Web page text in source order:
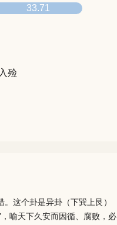
33.71
入殓
这个卦是异卦（下巽上艮）
喻天下久安而因循、腐败，必